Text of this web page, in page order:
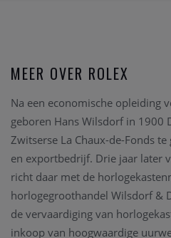
MEER OVER ROLEX
Na een economische opleiding
geboren Hans Wilsdorf in 1900
Zwitserse La Chaux-de-Fonds
en exportbedrijf. Drie jaar later
richt daar met de
horlogegroothandel Wilsdorf &
de vervaardiging van
inkoop van hoogwaardige